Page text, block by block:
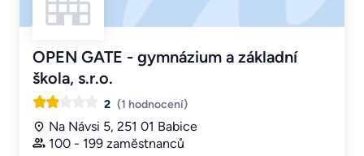
OPEN GATE - gymnázium a základní
škola, s.r.o.
2 (1 hodnocení)
Na Návsi 5, 251 01 Babice
100 - 199 zaměstnanců